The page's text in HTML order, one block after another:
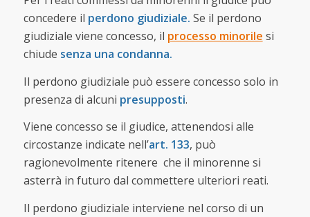
concedere il perdono giudiziale. Se il perdono
giudiziale viene concesso, il processo minorile si
chiude senza una condanna.
Il perdono giudiziale può essere concesso solo in
presenza di alcuni presupposti.
Viene concesso se il giudice, attenendosi alle
circostanze indicate nell’art. 133, può
ragionevolmente ritenere che il minorenne si
asterrà in futuro dal commettere ulteriori reati.
Il perdono giudiziale interviene nel corso di un